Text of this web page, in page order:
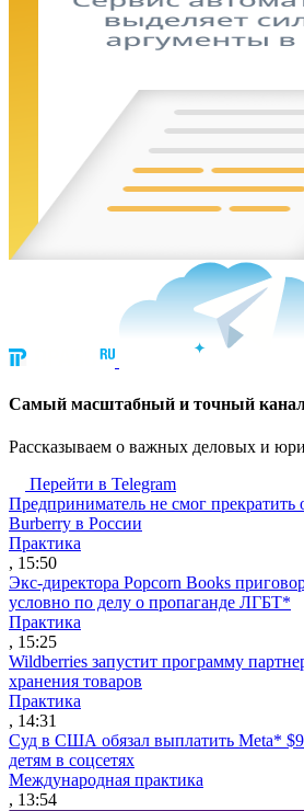
Cамый масштабный и точный
Рассказываем о важных деловых и
Перейти в Telegram
Предприниматель не смог прекратить
Burberry в России
Практика
, 15:50
Экс-директора Popcorn Books
условно по делу о пропаганде ЛГБТ*
Практика
, 15:25
Wildberries запустит программу
хранения товаров
Практика
, 14:31
Суд в США обязал выплатить Meta*
детям в соцсетях
Международная практика
, 13:54